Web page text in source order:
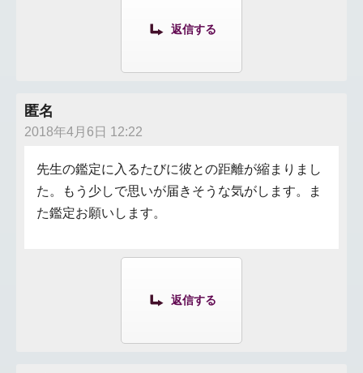
返信する
匿名
2018年4月6日 12:22
先生の鑑定に入るたびに彼との距離が縮まりまし
た。もう少しで思いが届きそうな気がします。ま
た鑑定お願いします。
返信する